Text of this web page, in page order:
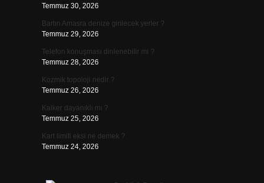
Temmuz 30, 2026
Bartın Amasra denize girilecek yerler ?
Temmuz 29, 2026
Telefon konuşması dinlenebilir mi ?
Temmuz 28, 2026
Kozmik topoloji nedir ?
Temmuz 26, 2026
Kalker dayanıklı mı ?
Temmuz 25, 2026
Kart limiti eksi ne demek ?
Temmuz 24, 2026